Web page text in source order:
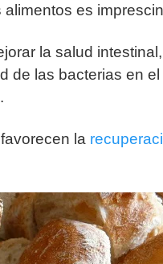
es
la salud
de las bacterias en
.
la